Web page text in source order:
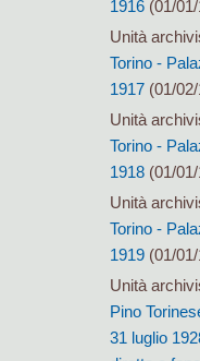
1916(01/01/
Unità
Torino -
1917(01/02/
Unità
Torino -
1918(01/01/
Unità
Torino -
1919(01/01/
Unità
Pino
31 luglio